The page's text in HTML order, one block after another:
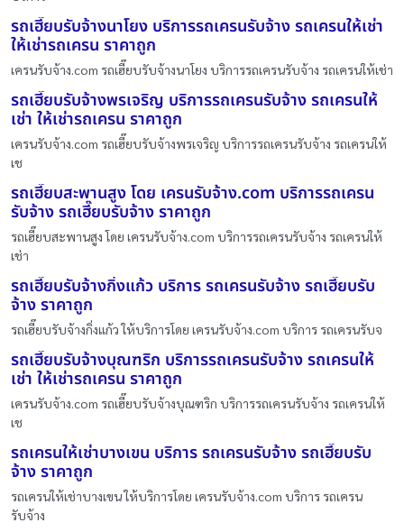
รถเฮี๊ยบรับจ้างนาโยง บริการรถเครนรับจ้าง รถเครนให้เช่า
ให้เช่ารถเครน ราคาถูก
เครนรับจ้าง.com รถเฮี๊ยบรับจ้างนาโยง บริการรถเครนรับจ้าง รถเครนให้เช่า
รถเฮี๊ยบรับจ้างพรเจริญ บริการรถเครนรับจ้าง รถเครนให้
เช่า ให้เช่ารถเครน ราคาถูก
เครนรับจ้าง.com รถเฮี๊ยบรับจ้างพรเจริญ บริการรถเครนรับจ้าง รถเครนให้
เช
รถเฮี๊ยบสะพานสูง โดย เครนรับจ้าง.com บริการรถเครน
รับจ้าง รถเฮี๊ยบรับจ้าง ราคาถูก
รถเฮี๊ยบสะพานสูง โดย เครนรับจ้าง.com บริการรถเครนรับจ้าง รถเครนให้
เช่า
รถเฮี๊ยบรับจ้างกิ่งแก้ว บริการ รถเครนรับจ้าง รถเฮี๊ยบรับ
จ้าง ราคาถูก
รถเฮี๊ยบรับจ้างกิ่งแก้ว ให้บริการโดย เครนรับจ้าง.com บริการ รถเครนรับจ
รถเฮี๊ยบรับจ้างบุณฑริก บริการรถเครนรับจ้าง รถเครนให้
เช่า ให้เช่ารถเครน ราคาถูก
เครนรับจ้าง.com รถเฮี๊ยบรับจ้างบุณฑริก บริการรถเครนรับจ้าง รถเครนให้
เช
รถเครนให้เช่าบางเขน บริการ รถเครนรับจ้าง รถเฮี๊ยบรับ
จ้าง ราคาถูก
รถเครนให้เช่าบางเขน ให้บริการโดย เครนรับจ้าง.com บริการ รถเครน
รับจ้าง